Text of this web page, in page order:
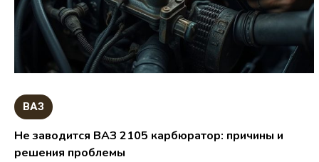
ВАЗ
Не заводится ВАЗ 2105 карбюратор: причины и
решения проблемы